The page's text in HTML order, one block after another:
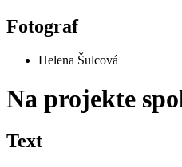
Fotograf
Helena Šulcová
Na projekte
Text